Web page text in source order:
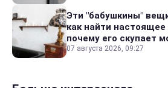
Эти "бабушкины"
как найти
почему его скупает
07 августа 2026, 09:27